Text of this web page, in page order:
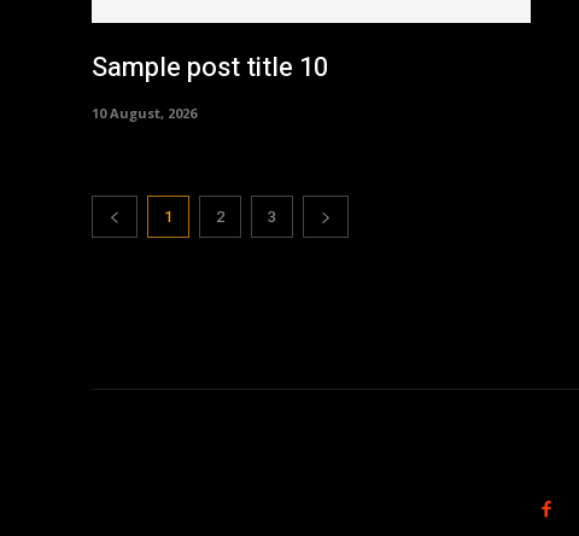
Sample post title 10
10 August, 2026
1 2 3